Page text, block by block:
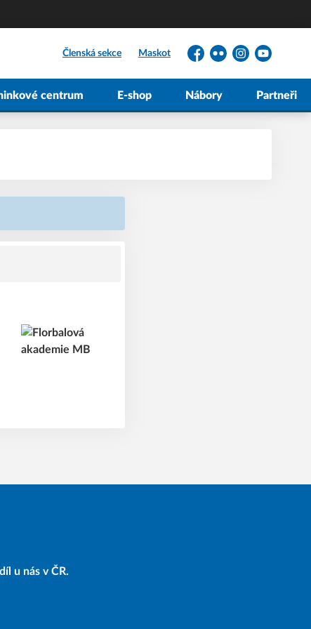
Členská sekce Maskot
Facebook
FlickrInstagramYouTube
centrum E-shop Nábory Partneři
u nás v ČR.